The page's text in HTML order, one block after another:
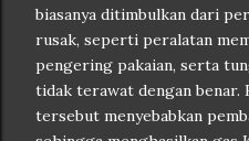
biasanya ditimbulkan dari
rusak, seperti peralatan
pengering pakaian, serta
tidak terawat dengan benar.
tersebut menyebabkan